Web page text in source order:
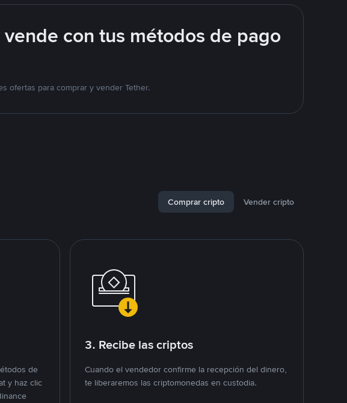
con tus métodos de pago
ofertas para comprar y vender Tether.
Comprar cripto Vender cripto
de
y haz clic
3. Recibe las criptos
Cuando el vendedor confirme la recepción del dinero,
te liberaremos las criptomonedas en custodia.